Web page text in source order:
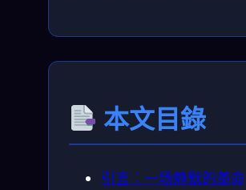
本文目錄
引言：一场静默的革命